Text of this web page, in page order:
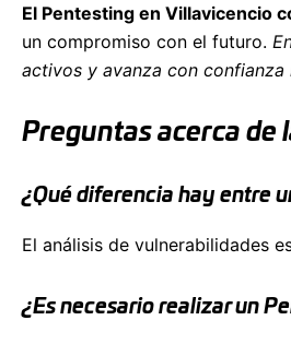
El Pentesting en Villavicencio
un compromiso con el futuro.
activos y avanza con
Preguntas acerca de
¿Qué diferencia hay entre
El análisis de vulnerabilidades
¿Es necesario realizar un